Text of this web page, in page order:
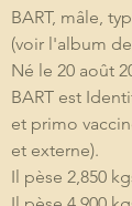
BART, mâle,
(voir l'album
Né le 20 août
BART est
et primo
et externe).
Il pèse 2,850